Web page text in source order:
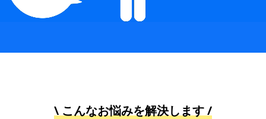
\ こんなお悩みを解決します /